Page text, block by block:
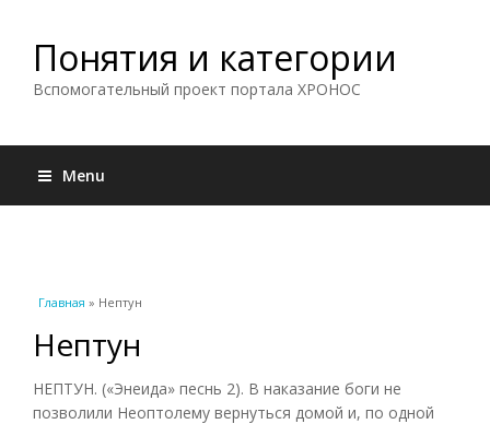
Понятия и категории
Вспомогательный проект портала ХРОНОС
Menu
Вы здесь
Главная » Нептун
Нептун
НЕПТУН. («Энеида» песнь 2). В наказание боги не
позволили Неоптолему вернуться домой и, по одной